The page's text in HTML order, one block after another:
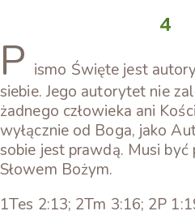
4
P ismo Święte jest
siebie. Jego autorytet nie
żadnego człowieka ani
wyłącznie od Boga, jako
sobie jest prawdą. Musi być
Słowem Bożym.
1Tes 2:13; 2Tm 3:16; 2P